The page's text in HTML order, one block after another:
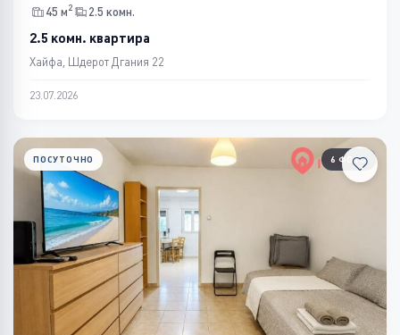
45 м2 2.5 комн.
2.5 комн. квартира
Хайфа, Шдерот Дгания 22
23.07.2026
6 ФОТО
ПОСУТОЧНО